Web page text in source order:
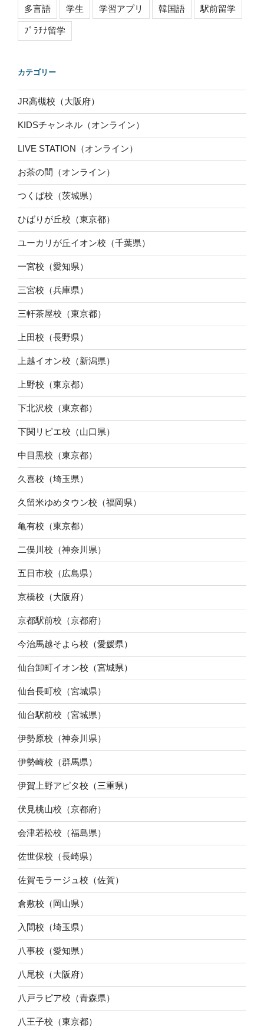
多言語 学生 学習アプリ 韓国語 駅前留学
ﾌﾟﾗﾁﾅ留学
カテゴリー
JR高槻校（大阪府）
KIDSチャンネル（オンライン）
LIVE STATION（オンライン）
お茶の間（オンライン）
つくば校（茨城県）
ひばりが丘校（東京都）
ユーカリが丘イオン校（千葉県）
一宮校（愛知県）
三宮校（兵庫県）
三軒茶屋校（東京都）
上田校（長野県）
上越イオン校（新潟県）
上野校（東京都）
下北沢校（東京都）
下関リピエ校（山口県）
中目黒校（東京都）
久喜校（埼玉県）
久留米ゆめタウン校（福岡県）
亀有校（東京都）
二俣川校（神奈川県）
五日市校（広島県）
京橋校（大阪府）
京都駅前校（京都府）
今治馬越そよら校（愛媛県）
仙台卸町イオン校（宮城県）
仙台長町校（宮城県）
仙台駅前校（宮城県）
伊勢原校（神奈川県）
伊勢崎校（群馬県）
伊賀上野アピタ校（三重県）
伏見桃山校（京都府）
会津若松校（福島県）
佐世保校（長崎県）
佐賀モラージュ校（佐賀）
倉敷校（岡山県）
入間校（埼玉県）
八事校（愛知県）
八尾校（大阪府）
八戸ラピア校（青森県）
八王子校（東京都）